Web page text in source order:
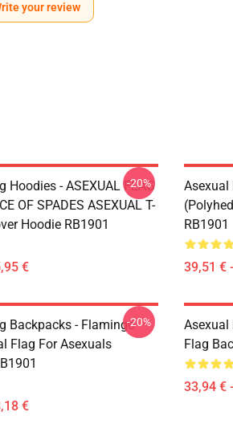
your review
Hoodies - ASEXUAL FLAG
OF SPADES ASEXUAL T-
Hoodie RB1901
€
-20%
Asexual
RB1901
39,51 €
Backpacks - Flamingo
Flag For Asexuals
€
-20%
Asexual
Flag
33,94 €